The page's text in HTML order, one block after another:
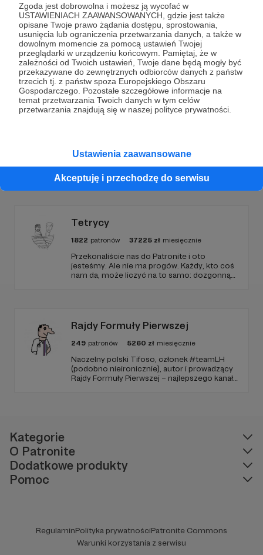
Zgoda jest dobrowolna i możesz ją wycofać w
USTAWIENIACH ZAAWANSOWANYCH, gdzie jest także
opisane Twoje prawo żądania dostępu, sprostowania,
usunięcia lub ograniczenia przetwarzania danych, a także w
dowolnym momencie za pomocą ustawień Twojej
przeglądarki w urządzeniu końcowym. Pamiętaj, że w
zależności od Twoich ustawień, Twoje dane będą mogły być
przekazywane do zewnętrznych odbiorców danych z państw
trzecich tj. z państw spoza Europejskiego Obszaru
Gospodarczego. Pozostałe szczegółowe informacje na
temat przetwarzania Twoich danych w tym celów
przetwarzania znajdują się w naszej polityce prywatności.
Ustawienia zaawansowane
Akceptuję i przechodzę do serwisu
Dołącz do grona Patronów!
Wesprzyj działalność Autoradusznø podcast już
teraz!
Zostań Patronem
Promowani autorzy
Tetrycy
1822 patronów 37225 zł miesięcznie
Przekonaliście nas do Patronite i oto
jesteśmy. Ale nie ma progów. Każdy, kto coś
nam da, może liczyć na to samo: dozgonną
Rajdy Formuły Pierwszej
249 patronów 5260 zł miesięcznie
Naczelny polski Tifoso, członek #teamLH
(podobno nieironicznie), autor i prowadzący
Rajdy Formuły Pierwszej – najlepszego kanału
Kategorie
O Patronite
Dodatkowe produkty
Pomoc
RegulaminPolityka prywatnościPatronite Commons
Warunki korzystania z serwisu